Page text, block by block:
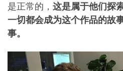
是正常的， 这是属于他们探
一切都会成为这个作品的故
事。